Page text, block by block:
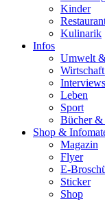
Kinder
Kulinarik
Infos
Umwelt
Interviews
Leben
Sport
Bücher &
Shop &
Magazin
Flyer
E-
Sticker
Shop